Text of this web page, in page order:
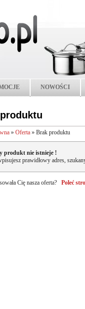
NOWOŚCI
» Oferta » Brak produktu
produkt nie istnieje !
prawidłowy adres,
Cię nasza oferta? Poleć